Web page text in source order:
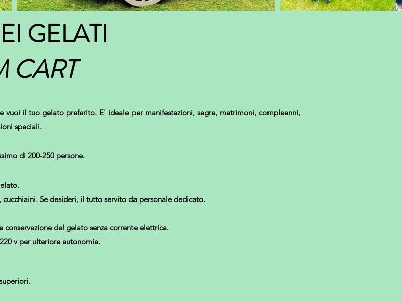
GELATI
CART
il tuo gelato preferito. E' ideale per manifestazioni, sagre, matrimoni, compleanni,
speciali.
di 200-250 persone.
Se desideri, il tutto servito da personale dedicato.
del gelato senza corrente elettrica.
v per ulteriore autonomia.